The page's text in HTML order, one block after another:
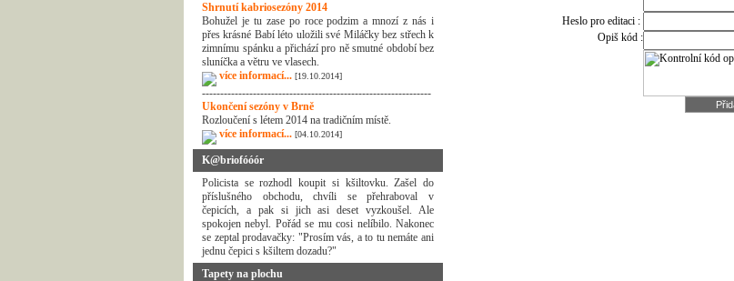
Shrnutí kabriosezóny 2014
Bohužel je tu zase po roce podzim a mnozí z nás i
přes krásné Babí léto uložili své Miláčky bez střech k
zimnímu spánku a přichází pro ně smutné období bez
sluníčka a větru ve vlasech.
více informací... [19.10.2014]
---------------------------------------------------------------
Ukončení sezóny v Brně
Rozloučení s létem 2014 na tradičním místě.
více informací... [04.10.2014]
K@briofóóór
Policista se rozhodl koupit si kšiltovku. Zašel do
příslušného obchodu, chvíli se přehraboval v
čepicích, a pak si jich asi deset vyzkoušel. Ale
spokojen nebyl. Pořád se mu cosi nelíbilo. Nakonec
se zeptal prodavačky: "Prosím vás, a to tu nemáte ani
jednu čepici s kšiltem dozadu?"
Tapety na plochu
Heslo pro editaci :
Opiš kód :